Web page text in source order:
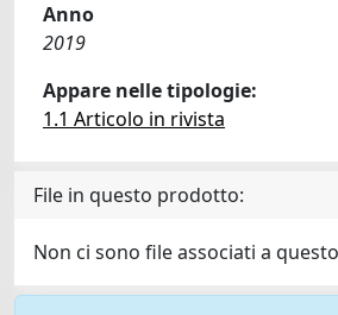
Anno
2019
Appare nelle tipologie:
1.1 Articolo in rivista
File in questo prodotto:
Non ci sono file associati a